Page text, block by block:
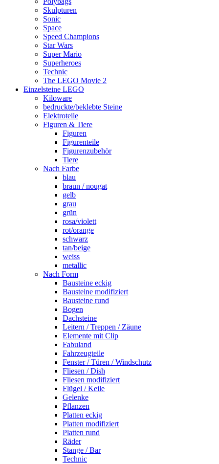
Skulpturen
Sonic
Space
Speed Champions
Star Wars
Super Mario
Superheroes
Technic
The LEGO Movie 2
Einzelsteine LEGO
Kiloware
bedruckte/beklebte Steine
Elektroteile
Figuren & Tiere
Figuren
Figurenteile
Figurenzubehör
Tiere
Nach Farbe
blau
braun / nougat
gelb
grau
grün
rosa/violett
rot/orange
schwarz
tan/beige
weiss
metallic
Nach Form
Bausteine eckig
Bausteine modifiziert
Bausteine rund
Bogen
Dachsteine
Leitern / Treppen / Zäune
Elemente mit Clip
Fabuland
Fahrzeugteile
Fenster / Türen / Windschutz
Fliesen / Dish
Fliesen modifiziert
Flügel / Keile
Gelenke
Pflanzen
Platten eckig
Platten modifiziert
Platten rund
Räder
Stange / Bar
Technic